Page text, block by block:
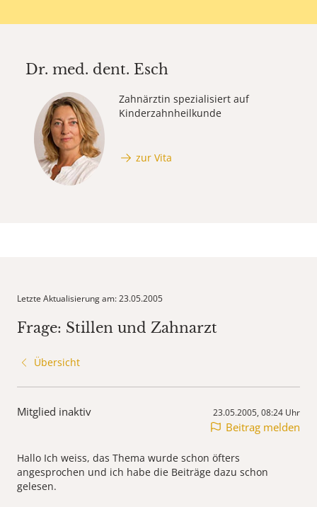
Dr. med. dent. Esch
Zahnärztin spezialisiert auf
Kinderzahnheilkunde
zur Vita
Letzte Aktualisierung am: 23.05.2005
Frage: Stillen und Zahnarzt
Übersicht
Mitglied inaktiv 23.05.2005, 08:24 Uhr
Beitrag melden
Hallo Ich weiss, das Thema wurde schon öfters
angesprochen und ich habe die Beiträge dazu schon
gelesen.